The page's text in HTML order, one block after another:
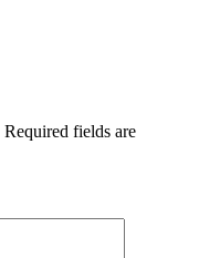
Required fields are